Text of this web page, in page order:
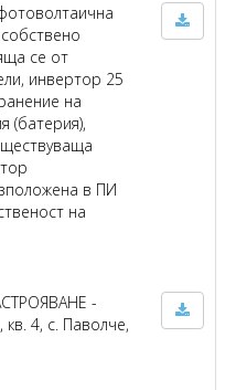
се от
инвертор 25
на
(батерия),
в ПИ
на
-
4, с. Паволче,